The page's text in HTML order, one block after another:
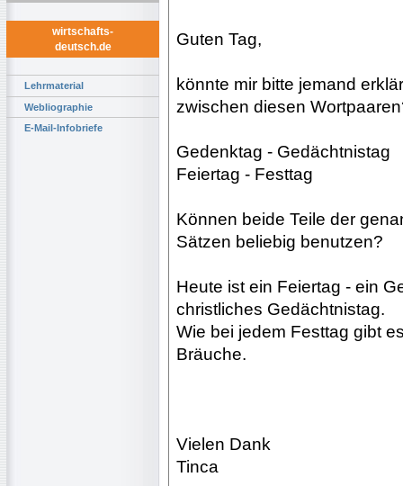
wirtschafts-
deutsch.de
Lehrmaterial
Webliographie
E-Mail-Infobriefe
Guten Tag,
könnte mir bitte jemand
zwischen diesen
Gedenktag - Gedächtnistag
Feiertag - Festtag
Können beide Teile der
Sätzen beliebig benutzen?
Heute ist ein Feiertag - ein
christliches Gedächtnistag.
Wie bei jedem Festtag gibt
Bräuche.
Vielen Dank
Tinca